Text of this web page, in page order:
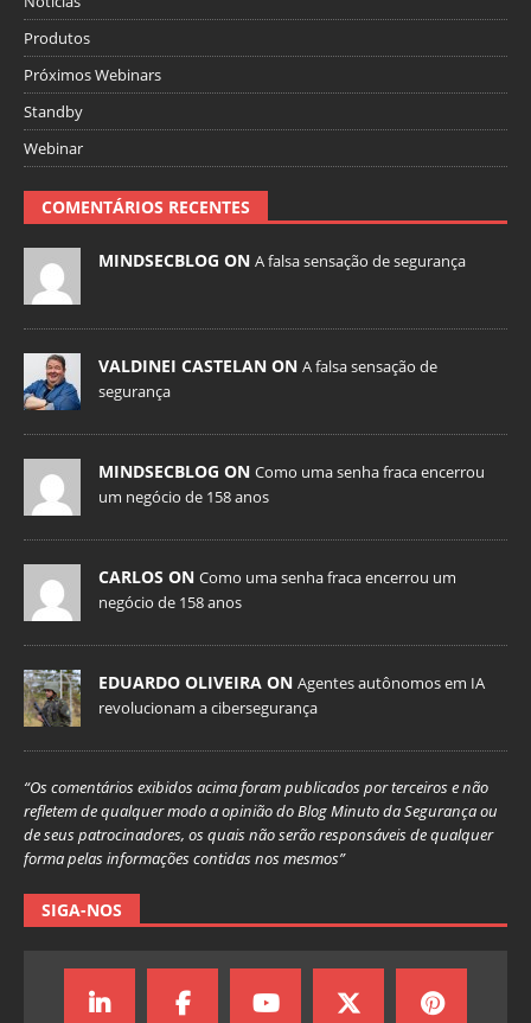
Produtos
Próximos Webinars
Standby
Webinar
COMENTÁRIOS RECENTES
MINDSECBLOG ON A falsa sensação de segurança
VALDINEI CASTELAN ON A falsa sensação de
segurança
MINDSECBLOG ON Como uma senha fraca encerrou
um negócio de 158 anos
CARLOS ON Como uma senha fraca encerrou um
negócio de 158 anos
EDUARDO OLIVEIRA ON Agentes autônomos em IA
revolucionam a cibersegurança
“Os comentários exibidos acima foram publicados por terceiros e não
refletem de qualquer modo a opinião do Blog Minuto da Segurança ou
de seus patrocinadores, os quais não serão responsáveis de qualquer
forma pelas informações contidas nos mesmos”
SIGA-NOS